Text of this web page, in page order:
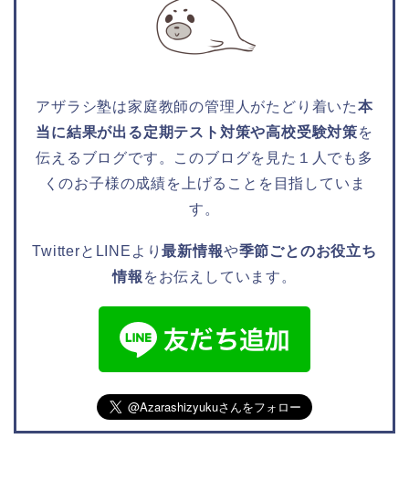
アザラシ塾は家庭教師の管理人がたどり着いた本
当に結果が出る定期テスト対策や高校受験対策を
伝えるブログです。このブログを見た１人でも多
くのお子様の成績を上げることを目指していま
す。
TwitterとLINEより最新情報や季節ごとのお役立ち
情報 をお伝えしています。